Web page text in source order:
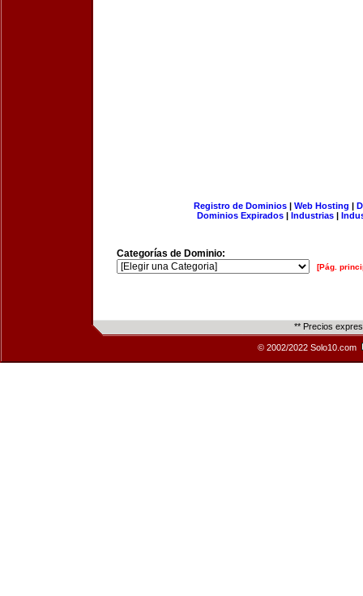
Registro de Dominios| Web Hosting |
Dominios Expirados | Industrias |
Categorías de Dominio:
[Pág.
** Precios
© 2002/2022 Solo10.com